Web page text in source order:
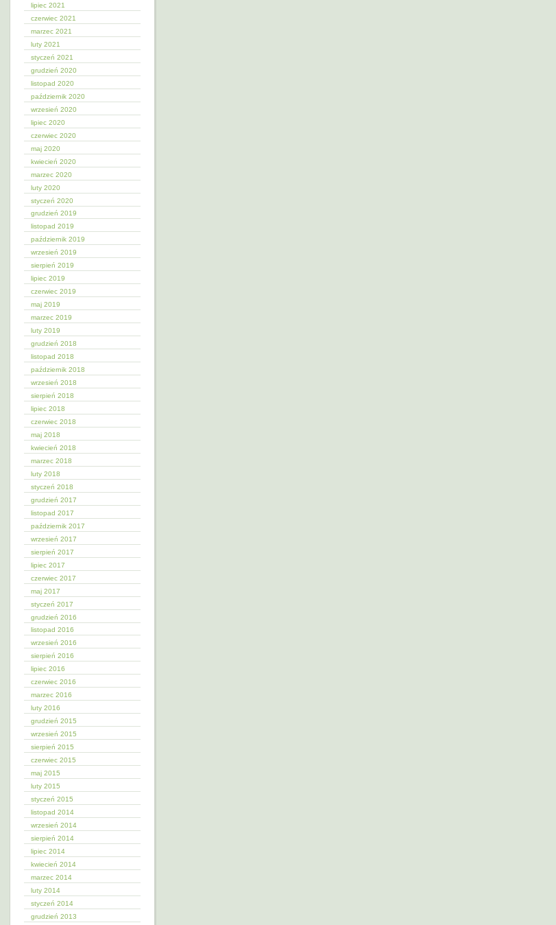
lipiec 2021
czerwiec 2021
marzec 2021
luty 2021
styczeń 2021
grudzień 2020
listopad 2020
październik 2020
wrzesień 2020
lipiec 2020
czerwiec 2020
maj 2020
kwiecień 2020
marzec 2020
luty 2020
styczeń 2020
grudzień 2019
listopad 2019
październik 2019
wrzesień 2019
sierpień 2019
lipiec 2019
czerwiec 2019
maj 2019
marzec 2019
luty 2019
grudzień 2018
listopad 2018
październik 2018
wrzesień 2018
sierpień 2018
lipiec 2018
czerwiec 2018
maj 2018
kwiecień 2018
marzec 2018
luty 2018
styczeń 2018
grudzień 2017
listopad 2017
październik 2017
wrzesień 2017
sierpień 2017
lipiec 2017
czerwiec 2017
maj 2017
styczeń 2017
grudzień 2016
listopad 2016
wrzesień 2016
sierpień 2016
lipiec 2016
czerwiec 2016
marzec 2016
luty 2016
grudzień 2015
wrzesień 2015
sierpień 2015
czerwiec 2015
maj 2015
luty 2015
styczeń 2015
listopad 2014
wrzesień 2014
sierpień 2014
lipiec 2014
kwiecień 2014
marzec 2014
luty 2014
styczeń 2014
grudzień 2013